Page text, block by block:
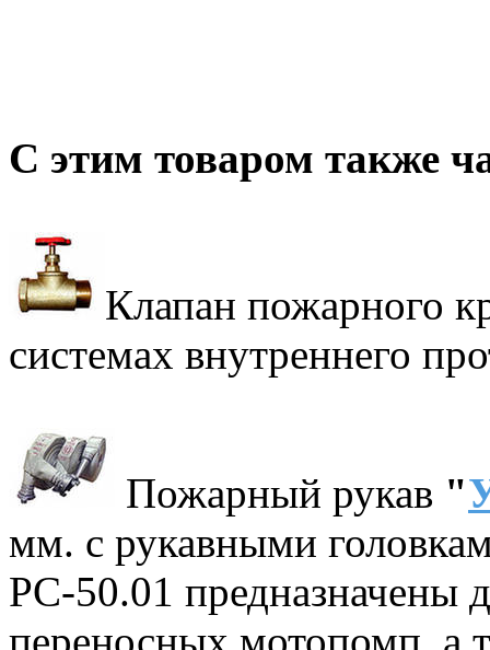
С этим товаром также
Клапан пожарного
системах внутреннего
Пожарный рукав "
мм. с рукавными
РС-50.01 предназначены